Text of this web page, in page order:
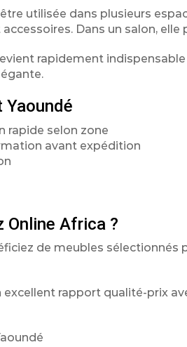
utilisée dans plusieurs
Dans un salon,
rapidement
Yaoundé
rapide selon zone
avant expédition
Online Africa ?
de meubles sélectionnés
excellent rapport qualité-prix